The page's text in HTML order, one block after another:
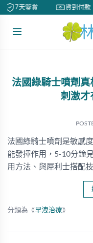
7天鑒賞 貨到付款
法國綠騎士噴劑
刺激才
法國綠騎士噴劑是敏感
能發揮作用，5-10分鐘
用方法、與犀利士搭配
分類為《早洩治療》